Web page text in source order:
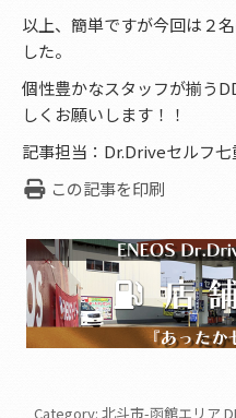
以上、簡単ですが今回は２
した。
個性豊かなスタッフが揃う
しくお願いします！！
記事担当：Dr.Driveセルフ
この記事を印刷
Category: 北斗市-函館エリア